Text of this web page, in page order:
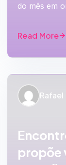
do mês em
Read More
Rafael
propõe